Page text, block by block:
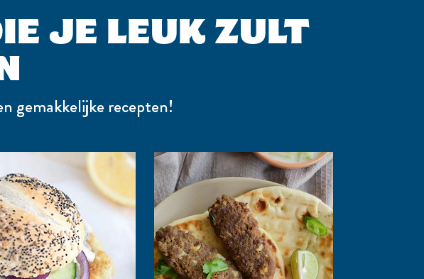
JE LEUK ZULT
gemakkelijke recepten!